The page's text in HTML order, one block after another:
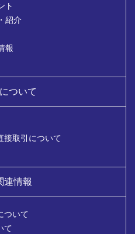
ト
紹介
報
ついて
接取引について
連情報
ついて
て